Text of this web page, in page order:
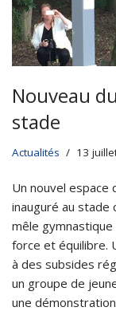
Nouveau
stade
Actualités 13
Un nouvel espace
inauguré au stade
mêle
force et équilibre.
à des subsides
un groupe de
une